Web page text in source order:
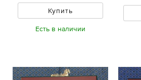
Купить
Есть в наличии